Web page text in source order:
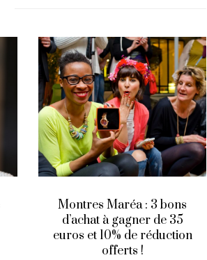
Outfit of the day : Le cas
du jean délavé rose ! (en
fait, il va très bien avec
Ladurée)